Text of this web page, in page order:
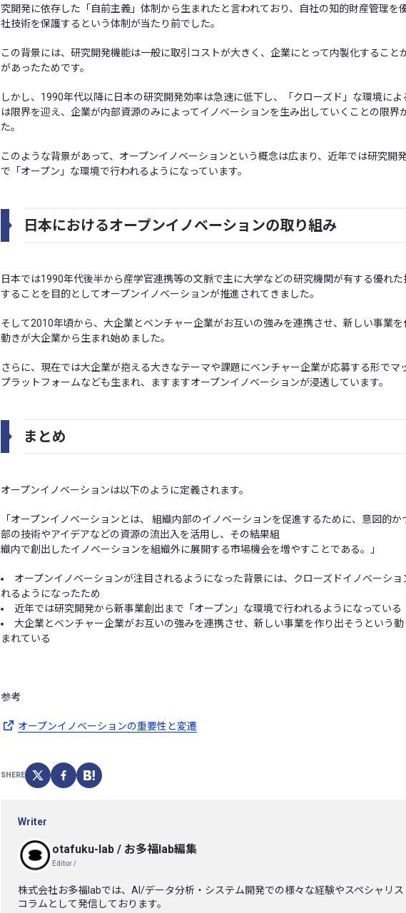
究開発に依存した「自前主義」体制から生まれたと言われており、自社の知的財産管理を
社技術を保護するという体制が当たり前でした。
この背景には、研究開発機能は一般に取引コストが大きく、企業にとって内製化すること
があったためです。
しかし、1990年代以降に日本の研究開発効率は急速に低下し、「クローズド」な環境によ
は限界を迎え、企業が内部資源のみによってイノベーションを生み出していくことの限界
た。
このような背景があって、オープンイノベーションという概念は広まり、近年では研究開
で「オープン」な環境で行われるようになっています。
日本におけるオープンイノベーションの取り組み
日本では1990年代後半から産学官連携等の文脈で主に大学などの研究機関が有する優れ
することを目的としてオープンイノベーションが推進されてきました。
そして2010年頃から、大企業とベンチャー企業がお互いの強みを連携させ、新しい事業を
動きが大企業から生まれ始めました。
さらに、現在では大企業が抱える大きなテーマや課題にベンチャー企業が応募する形でマ
プラットフォームなども生まれ、ますますオープンイノベーションが浸透しています。
まとめ
オープンイノベーションは以下のように定義されます。
「オープンイノベーションとは、 組織内部のイノベーションを促進するために、意図的
部の技術やアイデアなどの資源の流出入を活用し、その結果組
織内で創出したイノベーションを組織外に展開する市場機会を増やすことである。」
オープンイノベーションが注目されるようになった背景には、クローズドイノベーショ
れるようになったため
近年では研究開発から新事業創出まで「オープン」な環境で行われるようになっている
大企業とベンチャー企業がお互いの強みを連携させ、新しい事業を作り出そうという
まれている
参考
オープンイノベーションの重要性と変遷
SHERE
Writer
otafuku-lab / お多福lab編集
Editor /
株式会社お多福labでは、AI/データ分析・システム開発での様々な経験やスペシャリ
コラムとして発信しております。